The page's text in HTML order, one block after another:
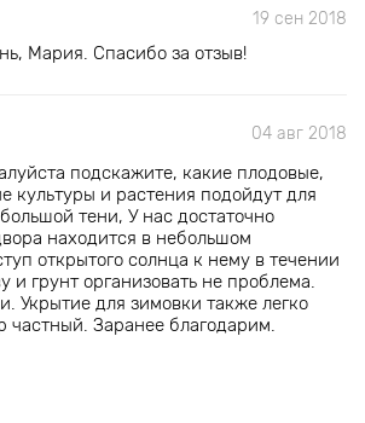
19 сен 2018
Мария. Спасибо за отзыв!
04 авг 2018
подскажите, какие плодовые,
культуры и растения подойдут для
тени, У нас достаточно
находится в небольшом
открытого солнца к нему в течении
и грунт организовать не проблема.
Укрытие для зимовки также легко
частный. Заранее благодарим.